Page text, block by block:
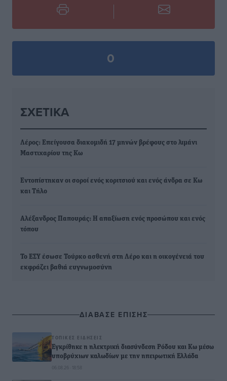
0
ΣΧΕΤΙΚΆ
Λέρος: Επείγουσα διακομιδή 17 μηνών βρέφους στο λιμάνι
Μαστιχαρίου της Κω
Εντοπίστηκαν οι σοροί ενός κοριτσιού και ενός άνδρα σε Κω
και Τήλο
Αλέξανδρος Παπουράς: Η απαξίωση ενός προσώπου και ενός
τόπου
Το ΕΣΥ έσωσε Τούρκο ασθενή στη Λέρο και η οικογένειά του
εκφράζει βαθιά ευγνωμοσύνη
ΔΙΑΒΑΣΕ ΕΠΙΣΗΣ
ΤΟΠΙΚΈΣ ΕΙΔΉΣΕΙΣ
Εγκρίθηκε η ηλεκτρική διασύνδεση Ρόδου και Κω μέσω
υποβρύχιων καλωδίων με την ηπειρωτική Ελλάδα
06.08.26 · 18:58